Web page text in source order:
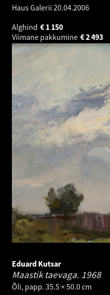
Haus Galerii 20.04.2006
Alghind
1 150
€
Viimane pakkumine
2 493
€
Eduard Kutsar
Maastik taevaga. 1968
Õli, papp. 35.5 × 50.0 cm